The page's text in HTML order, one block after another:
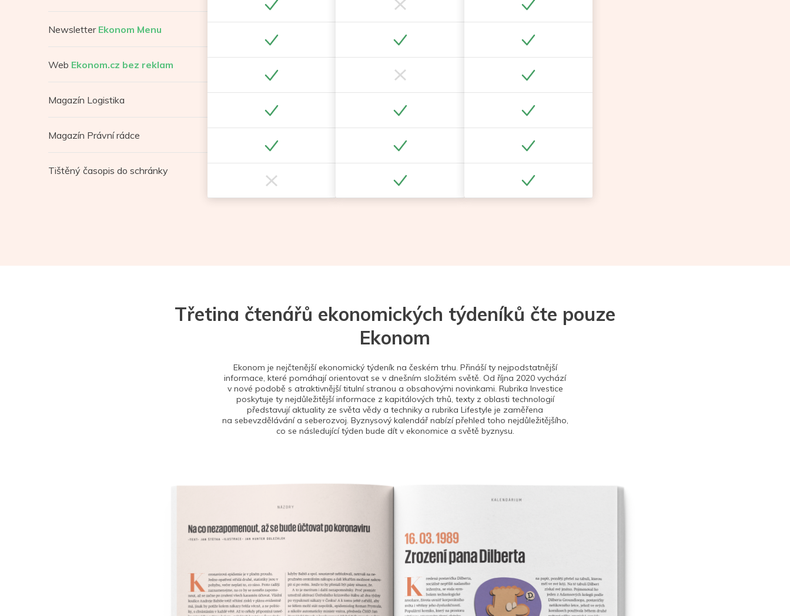
Newsletter Ekonom Menu
Web Ekonom.cz bez reklam
Magazín Logistika
Magazín Právní rádce
Tištěný časopis do schránky
Třetina čtenářů ekonomických týdeníků čte pouze
Ekonom
Ekonom je nejčtenější ekonomický týdeník na českém trhu. Přináší ty nejpodstatnější
informace, které pomáhají orientovat se v dnešním složitém světě. Od října 2020 vychází
v nové podobě s atraktivnější titulní stranou a obsahovými novinkami. Rubrika Investice
poskytuje ty nejdůležitější informace z kapitálových trhů, texty z oblasti technologií
představují aktuality ze světa vědy a techniky a rubrika Lifestyle je zaměřena
na sebevzdělávání a seberozvoj. Byznysový kalendář nabízí přehled toho nejdůležitějšího,
co se následující týden bude dít v ekonomice a světě byznysu.